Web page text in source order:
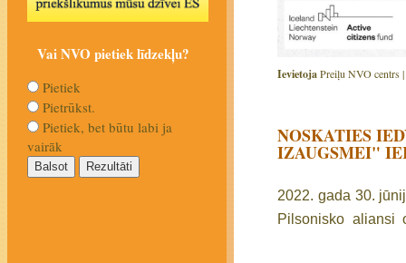
IevietojaPreiļu NVO centrs |
NOSKATIES
IZAUGSMEI"
2022. gada 30.
Pilsonisko aliansi
Vai NVO pietiek līdzekļu?
Pietiek
Pietrūkst.
Pietiek, bet būtu labi ja
vairāk